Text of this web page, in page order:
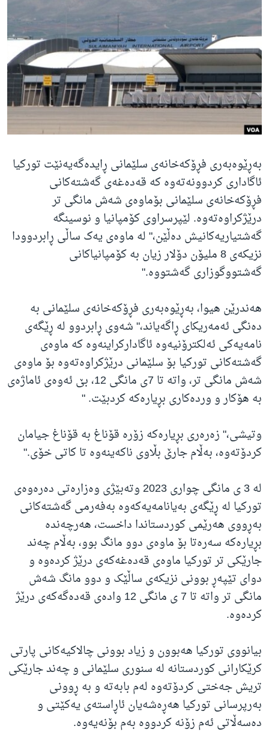
ژیان لە فەرهەنگدا
Learning English
FOLLOW US
زمانه‌کان
بەڕێوەبەری فڕۆکەخانەی سلێمانی ڕایدەگەیەنێت تورکیا
ئاگاداری کردوونەتەوە کە قەدەغەی گەشتەکانی
فڕۆکەخانەی سلێمانی بۆماوەی شەش مانگی تر
درێژکراوەتەوە. لێپرسراوی کۆمپانیا و نوسینگە
گەشتیاریەکانیش دەڵێن،" لە ماوەی یەک ساڵی ڕابردوودا
نزیکەی 8 ملیۆن دۆلار زیان بە کۆمپانیاکانی
گەشتووگوزاری گەشتووە."
هەندرێن هیوا، بەڕێوەبەری فڕۆکەخانەی سلێمانی بە
دەنگی ئەمەریکای ڕاگەیاند،" شەوی ڕابردوو لە ڕێگەی
نامەیەکی ئەلکترۆنیەوە ئاگادارکراینەوە کە ماوەی
گەشتەکانی تورکیا بۆ سلێمانی درێژکراوەتەوە بۆ ماوەی
شەش مانگی تر، واتە تا 7ی مانگی 12، بێ ئەوەی ئاماژەی
بە هۆکار و وردەکاری بڕیارەکە کردبێت. "
وتیشی،" زەرەری بڕیارەکە زۆرە قۆناغ بە قۆناغ جیامان
کردۆتەوە، بەڵام جارێ بڵاوی ناکەینەوە تا کاتی خۆی."
لە 3 ی مانگی چواری 2023 وتەبێژی وەزارەتی دەرەوەی
تورکیا لە ڕێگەی بەیانامەیەکەوە بەفەرمی گەشتەکانی
بەڕووی هەرێمی کوردستاندا داخست، هەرچەندە
بڕیارەکە سەرەتا بۆ ماوەی دوو مانگ بوو، بەڵام چەند
جارێکی تر تورکیا ماوەی قەدەغەکەی درێژ کردەوە و
دوای تێپەڕ بوونی نزیکەی ساڵێک و دوو مانگ شەش
مانگی تر واتە تا 7 ی مانگی 12 وادەی قەدەگەکەی درێژ
کردەوە.
بیانووی تورکیا هەبوون و زیاد بوونی چالاکیەکانی پارتی
کرێکارانی کوردستانە لە سنوری سلێمانی و چەند جارێکی
تریش جەختی کردۆتەوە لەم بابەتە و بە ڕوونی
بەرپرسانی تورکیا هەڕەشەیان ئاڕاستەی یەکێتی و
دەسەڵاتی ئەم زۆنە کردووە بەم بۆنەیەوە.